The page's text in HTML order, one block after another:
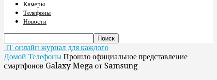
Камеры
Телефоны
Новости
IT онлайн журнал для каждого
Домой Телефоны Прошло официальное представление
смартфонов Galaxy Mega от Samsung